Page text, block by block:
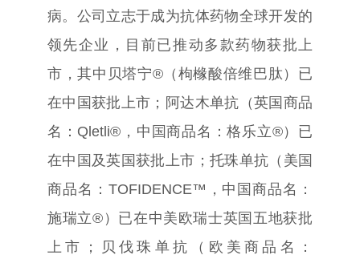
病。公司立志于成为抗体药物全球开发的
领先企业，目前已推动多款药物获批上
市，其中贝塔宁®（枸橼酸倍维巴肽）已
在中国获批上市；阿达木单抗（英国商品
名： Qletli® ，中国商品名：格乐立®）已
在中国及英国获批上市；托珠单抗（美国
商品名： TOFIDENCE™ ，中国商品名：
施瑞立®）已在中美欧瑞士英国五地获批
上市；贝伐珠单抗（欧美商品名：